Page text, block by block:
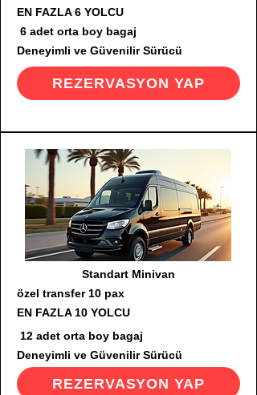
EN FAZLA 6 YOLCU
6 adet orta boy bagaj
Deneyimli ve Güvenilir Sürücü
REZERVASYON YAP
Standart Minivan
özel transfer 10 pax
EN FAZLA 10 YOLCU
12 adet orta boy bagaj
Deneyimli ve Güvenilir Sürücü
REZERVASYON YAP